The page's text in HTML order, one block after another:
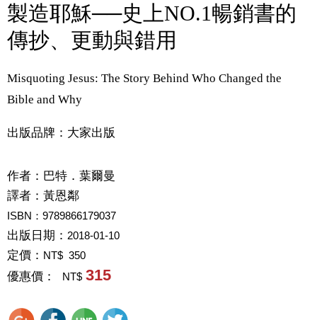
製造耶穌──史上NO.1暢銷書的
傳抄、更動與錯用
Misquoting Jesus: The Story Behind Who Changed the
Bible and Why
出版品牌：大家出版
作者： 巴特．葉爾曼
譯者： 黃恩鄰
ISBN：9789866179037
出版日期： 2018-01-10
定價： NT$ 350
優惠價： NT$ 315